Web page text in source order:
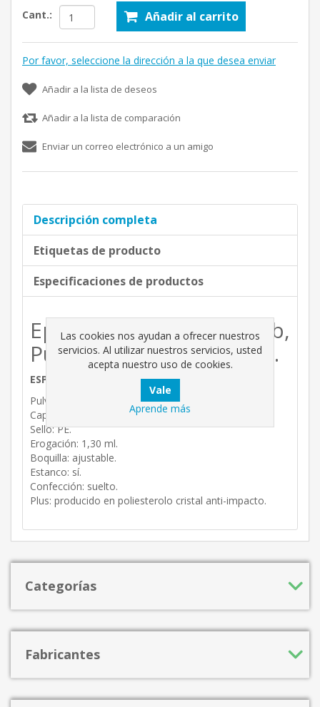
Cant.: Añadir al carrito
Por favor, seleccione la dirección a la que desea enviar
Añadir a la lista de deseos
Añadir a la lista de comparación
Enviar un correo electrónico a un amigo
Descripción completa
Etiquetas de producto
Especificaciones de productos
Epoca garden club,
Pulverizador Strawberry.
ESPECIFICACIONES TÉCNICAS:
Pulverizador de mano.
Capacidad total: 790 ml.
Sello: PE.
Erogación: 1,30 ml.
Boquilla: ajustable.
Estanco: sí.
Confección: suelto.
Plus: producido en poliesterolo cristal anti-impacto.
Categorías
Fabricantes
Las cookies nos ayudan a ofrecer nuestros
servicios. Al utilizar nuestros servicios, usted
acepta nuestro uso de cookies.
Aprende más